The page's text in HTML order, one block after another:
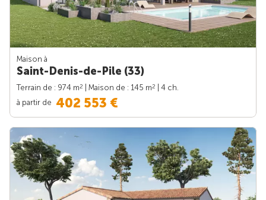
Maison à
Saint-Denis-de-Pile (33)
Terrain de : 974 m2 | Maison de : 145 m2
| 4 ch.
à partir de 402 553 €